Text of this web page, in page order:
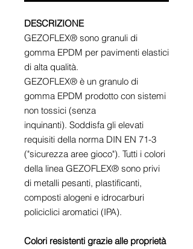
DESCRIZIONE
GEZOFLEX® sono granuli di
gomma EPDM per pavimenti elastici
di alta qualità.
GEZOFLEX® è un granulo di
gomma EPDM prodotto con sistemi
non tossici (senza
inquinanti). Soddisfa gli elevati
requisiti della norma DIN EN 71-3
("sicurezza aree gioco"). Tutti i colori
della linea GEZOFLEX® sono privi
di metalli pesanti, plastificanti,
composti alogeni e idrocarburi
policiclici aromatici (IPA).
Colori resistenti grazie alle proprietà